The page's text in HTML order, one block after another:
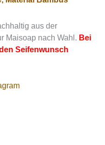
aus der
Maisoap nach Wahl. Bei
Seifenwunsch